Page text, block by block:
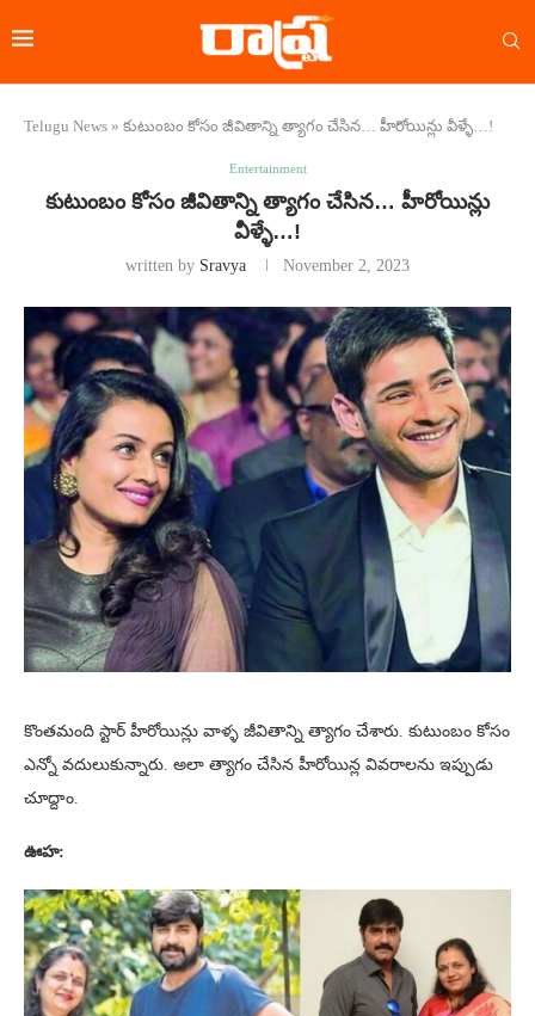
Telugu News » కుటుంబం కోసం జీవితాన్ని త్యాగం చేసిన… హీరోయిన్లు వీళ్ళే…!
Entertainment
కుటుంబం కోసం జీవితాన్ని త్యాగం చేసిన… హీరోయిన్లు
వీళ్ళే…!
written by Sravya November 2, 2023
కొంతమంది స్టార్ హీరోయిన్లు వాళ్ళ జీవితాన్ని త్యాగం చేశారు. కుటుంబం కోసం
ఎన్నో వదులుకున్నారు. అలా త్యాగం చేసిన హీరోయిన్ల వివరాలను ఇప్పుడు
చూద్దాం.
ఊహ: